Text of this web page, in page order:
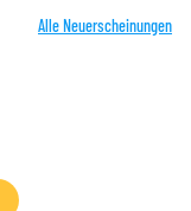
Alle Neuerscheinungen